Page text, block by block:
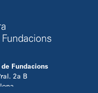
Fundacions
2a B